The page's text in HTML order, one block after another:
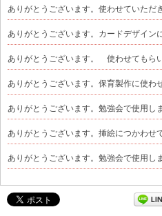
ありがとうございます。使わせていただ
ありがとうございます。カードデザイン
ありがとうございます。 使わせてもらい
ありがとうございます。保育製作に使わ
ありがとうございます。勉強会で使用し
ありがとうございます。挿絵につかわせ
ありがとうございます。勉強会で使用し